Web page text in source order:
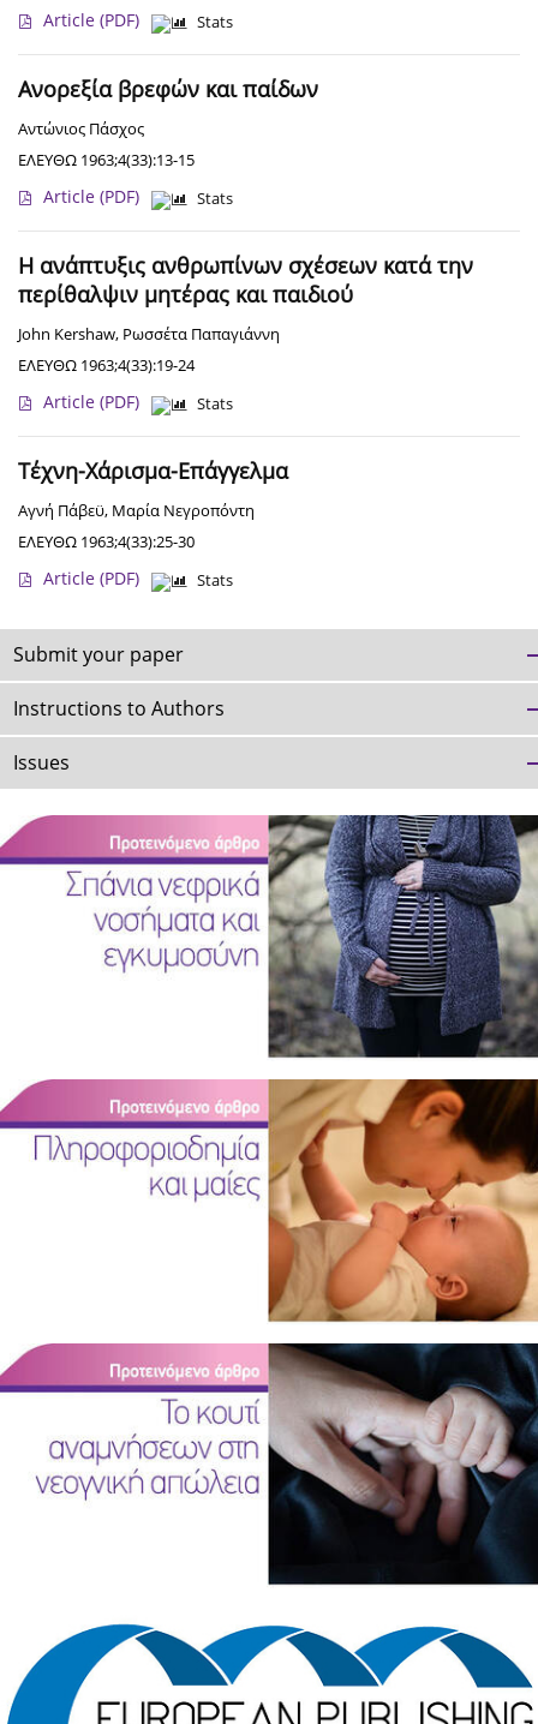
Article (PDF) Stats
Ανορεξία βρεφών και παίδων
Αντώνιος Πάσχος
ΕΛΕΥΘΩ 1963;4(33):13-15
Article (PDF) Stats
Η ανάπτυξις ανθρωπίνων σχέσεων κατά την
περίθαλψιν μητέρας και παιδιού
John Kershaw, Ρωσσέτα Παπαγιάννη
ΕΛΕΥΘΩ 1963;4(33):19-24
Article (PDF) Stats
Τέχνη-Χάρισμα-Επάγγελμα
Αγνή Πάβεϋ, Μαρία Νεγροπόντη
ΕΛΕΥΘΩ 1963;4(33):25-30
Article (PDF) Stats
Submit your paper
Instructions to Authors
Issues